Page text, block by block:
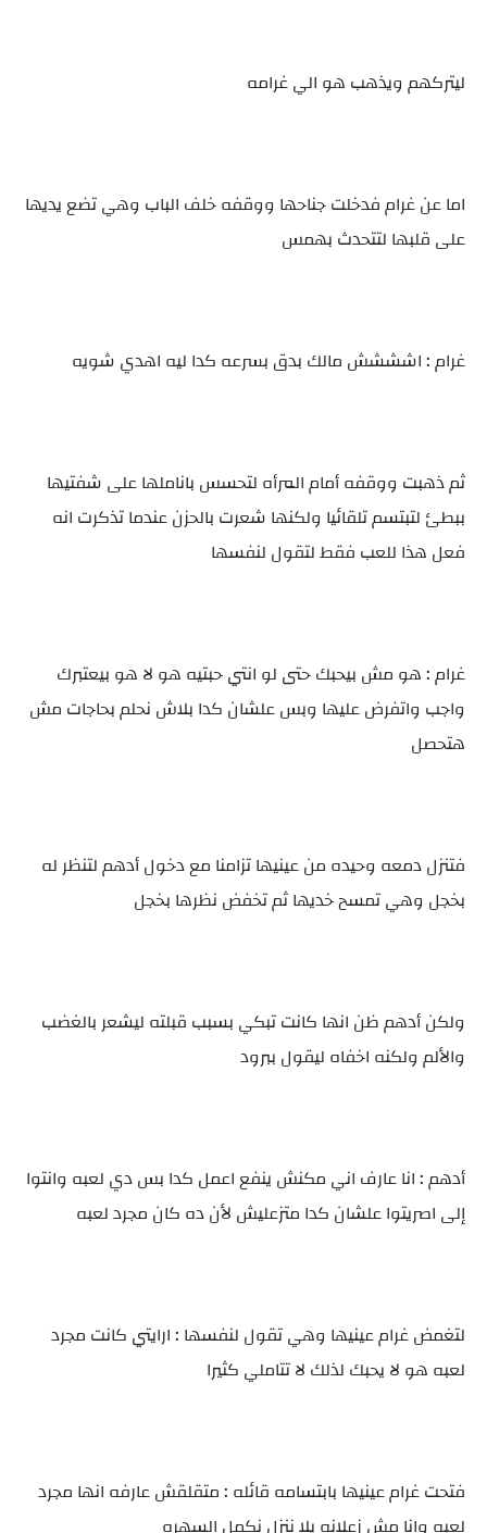
ليتركهم ويذهب هو الي غرامه
اما عن غرام فدخلت جناحها ووقفه خلف الباب وهي تضع يديها
على قلبها لتتحدث بهمس
غرام : اشششش مالك بدق بسرعه كدا ليه اهدي شويه
ثم ذهبت ووقفه أمام المرأه لتحسس باناملها على شفتيها
ببطئ لتبتسم تلقائيا ولكنها شعرت بالحزن عندما تذكرت انه
فعل هذا للعب فقط لتقول لنفسها
غرام : هو مش بيحبك حتى لو انتي حبتيه هو لا هو بيعتبرك
واجب واتفرض عليها وبس علشان كدا بلاش نحلم بحاجات مش
هتحصل
فتنزل دمعه وحيده من عينيها تزامنا مع دخول أدهم لتنظر له
بخجل وهي تمسح خديها ثم تخفض نظرها بخجل
ولكن أدهم ظن انها كانت تبكي بسبب قبلته ليشعر بالغضب
والألم ولكنه اخفاه ليقول ببرود
أدهم : انا عارف اني مكنش ينفع اعمل كدا بس دي لعبه وانتوا
إلى اصريتوا علشان كدا متزعليش لأن ده كان مجرد لعبه
لتغمض غرام عينيها وهي تقول لنفسها : ارايتي كانت مجرد
لعبه هو لا يحبك لذلك لا تتاملي كثيرا
فتحت غرام عينيها بابتسامه قائله : متقلقش عارفه انها مجرد
لعبه وانا مش زعلانه يلا ننزل نكمل السهره